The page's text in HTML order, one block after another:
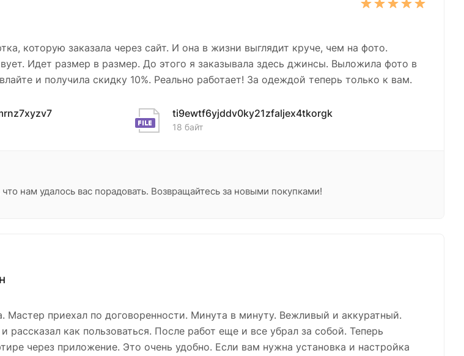
которую заказала через сайт. И она в жизни выглядит круче, чем на фото.
Идет размер в размер. До этого я заказывала здесь джинсы. Выложила фото в
и получила скидку 10%. Реально работает! За одеждой теперь только к вам.
ti9ewtf6yjddv0ky21zfaljex4tkorgk
18 байт
нам удалось вас порадовать. Возвращайтесь за новыми покупками!
Мастер приехал по договоренности. Минута в минуту. Вежливый и аккуратный.
рассказал как пользоваться. После работ еще и все убрал за собой. Теперь
через приложение. Это очень удобно. Если вам нужна установка и настройка